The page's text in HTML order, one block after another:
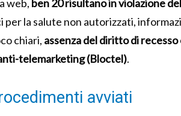
web, ben 20 risultano in violazione
la salute non autorizzati,
chiari, assenza del diritto di
telemarketing (Bloctel).
avviati